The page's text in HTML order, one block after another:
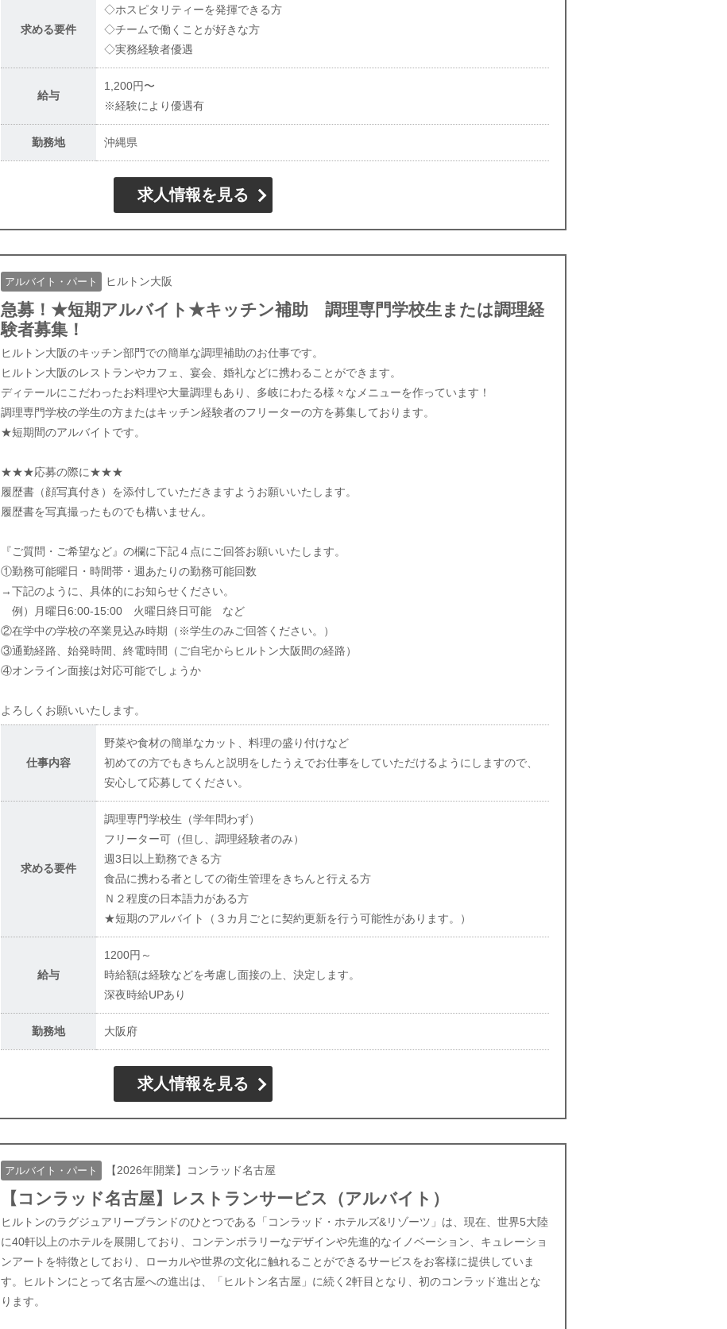
求める要件
◇ホスピタリティーを発揮できる方
◇チームで働くことが好きな方
◇実務経験者優遇
給与
1,200円〜
※経験により優遇有
勤務地 沖縄県
求人情報を見る
アルバイト・パート ヒルトン大阪
急募！★短期アルバイト★キッチン補助 調理専門学校生または調理経
験者募集！
ヒルトン大阪のキッチン部門での簡単な調理補助のお仕事です。
ヒルトン大阪のレストランやカフェ、宴会、婚礼などに携わることができます。
ディテールにこだわったお料理や大量調理もあり、多岐にわたる様々なメニューを作っています！
調理専門学校の学生の方またはキッチン経験者のフリーターの方を募集しております。
★短期間のアルバイトです。
★★★応募の際に★★★
履歴書（顔写真付き）を添付していただきますようお願いいたします。
履歴書を写真撮ったものでも構いません。
『ご質問・ご希望など』の欄に下記４点にご回答お願いいたします。
①勤務可能曜日・時間帯・週あたりの勤務可能回数
→下記のように、具体的にお知らせください。
例）月曜日6:00-15:00 火曜日終日可能 など
②在学中の学校の卒業見込み時期（※学生のみご回答ください。）
③通勤経路、始発時間、終電時間（ご自宅からヒルトン大阪間の経路）
④オンライン面接は対応可能でしょうか
よろしくお願いいたします。
仕事内容
野菜や食材の簡単なカット、料理の盛り付けなど
初めての方でもきちんと説明をしたうえでお仕事をしていただけるようにしますので、
安心して応募してください。
求める要件
調理専門学校生（学年問わず）
フリーター可（但し、調理経験者のみ）
週3日以上勤務できる方
食品に携わる者としての衛生管理をきちんと行える方
Ｎ２程度の日本語力がある方
★短期のアルバイト（３カ月ごとに契約更新を行う可能性があります。）
給与
1200円～
時給額は経験などを考慮し面接の上、決定します。
深夜時給UPあり
勤務地 大阪府
求人情報を見る
アルバイト・パート 【2026年開業】コンラッド名古屋
【コンラッド名古屋】レストランサービス（アルバイト）
ヒルトンのラグジュアリーブランドのひとつである「コンラッド・ホテルズ&リゾーツ」は、現在、世界5大陸
に40軒以上のホテルを展開しており、コンテンポラリーなデザインや先進的なイノベーション、キュレーショ
ンアートを特徴としており、ローカルや世界の文化に触れることができるサービスをお客様に提供していま
す。ヒルトンにとって名古屋への進出は、「ヒルトン名古屋」に続く2軒目となり、初のコンラッド進出とな
ります。